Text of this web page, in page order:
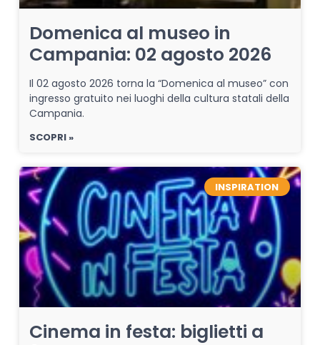
Domenica al museo in
Campania: 02 agosto 2026
Il 02 agosto 2026 torna la “Domenica al museo” con
ingresso gratuito nei luoghi della cultura statali della
Campania.
SCOPRI »
INSPIRATION
Cinema in festa: biglietti a